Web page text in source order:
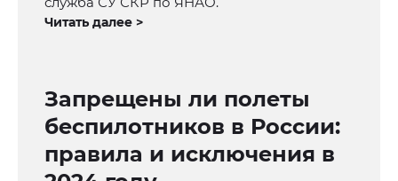
Читать далее >
Запрещены ли полеты
беспилотников в России:
правила и исключения в